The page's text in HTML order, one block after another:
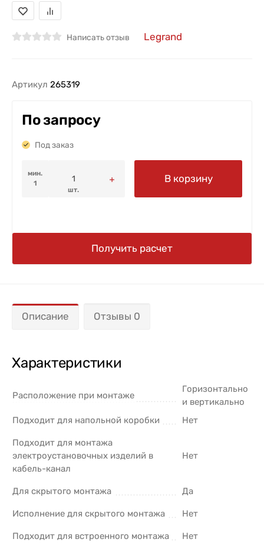
Написать отзыв Legrand
Артикул 265319
По запросу
Под заказ
мин.
1
шт.
В корзину
Получить расчет
Описание Отзывы 0
Характеристики
Расположение при монтаже
Горизонтально
и вертикально
Подходит для напольной коробки
Нет
Подходит для монтажа
электроустановочных изделий в
кабель-канал
Нет
Для скрытого монтажа Да
Исполнение для скрытого монтажа Нет
Подходит для встроенного монтажа Нет